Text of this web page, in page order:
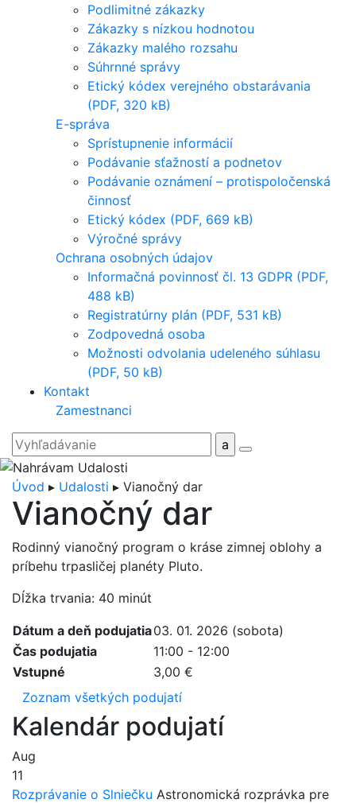
Podlimitné zákazky
Zákazky s nízkou hodnotou
Zákazky malého rozsahu
Súhrnné správy
Etický kódex verejného obstarávania
(PDF, 320 kB)
E-správa
Sprístupnenie informácií
Podávanie sťažností a podnetov
Podávanie oznámení – protispoločenská
činnosť
Etický kódex (PDF, 669 kB)
Výročné správy
Ochrana osobných údajov
Informačná povinnosť čl. 13 GDPR (PDF,
488 kB)
Registratúrny plán (PDF, 531 kB)
Zodpovedná osoba
Možnosti odvolania udeleného súhlasu
(PDF, 50 kB)
Kontakt
Zamestnanci
Úvod ▸ Udalosti ▸ Vianočný dar
Vianočný dar
Rodinný vianočný program o kráse zimnej oblohy a
príbehu trpasličej planéty Pluto.
Dĺžka trvania: 40 minút
Dátum a deň podujatia03. 01. 2026 (sobota)
Čas podujatia
11:00 - 12:00
Vstupné
3,00 €
Zoznam všetkých podujatí
Kalendár podujatí
Aug
11
Rozprávanie o Slniečku Astronomická rozprávka pre